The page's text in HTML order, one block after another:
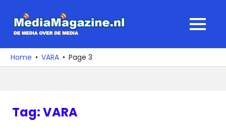
naar
media
over
MENU
Home VARA Page 3
Tag:VARA